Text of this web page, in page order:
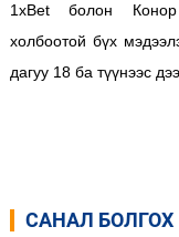
1xBet болон Конор
холбоотой бүх
дагуу 18 ба түүнээс
САНАЛ БОЛГОХ